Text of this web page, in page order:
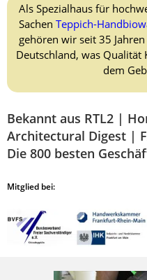
Als Spezialhaus für
Sachen Teppich-
gehören wir seit 35
Deutschland, was Qualität
dem
Bekannt aus RTL2 |
Architectural Digest |
Die 800 besten
Mitglied bei: